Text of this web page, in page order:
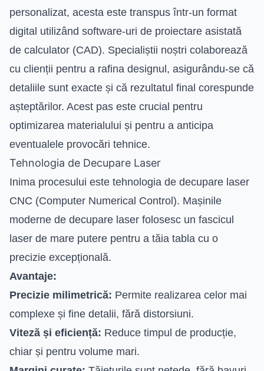
personalizat, acesta este transpus într-un format
digital utilizând software-uri de proiectare asistată
de calculator (CAD). Specialiștii noștri colaborează
cu clienții pentru a rafina designul, asigurându-se că
detaliile sunt exacte și că rezultatul final corespunde
așteptărilor. Acest pas este crucial pentru
optimizarea materialului și pentru a anticipa
eventualele provocări tehnice.
Tehnologia de Decupare Laser
Inima procesului este tehnologia de decupare laser
CNC (Computer Numerical Control). Mașinile
moderne de decupare laser folosesc un fascicul
laser de mare putere pentru a tăia tabla cu o
precizie excepțională.
Avantaje:
Precizie milimetrică: Permite realizarea celor mai
complexe și fine detalii, fără distorsiuni.
Viteză și eficiență: Reduce timpul de producție,
chiar și pentru volume mari.